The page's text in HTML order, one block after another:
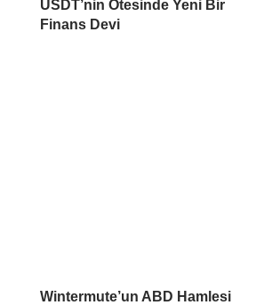
USDT’nin Ötesinde Yeni Bir
Finans Devi
Wintermute’un ABD Hamlesi